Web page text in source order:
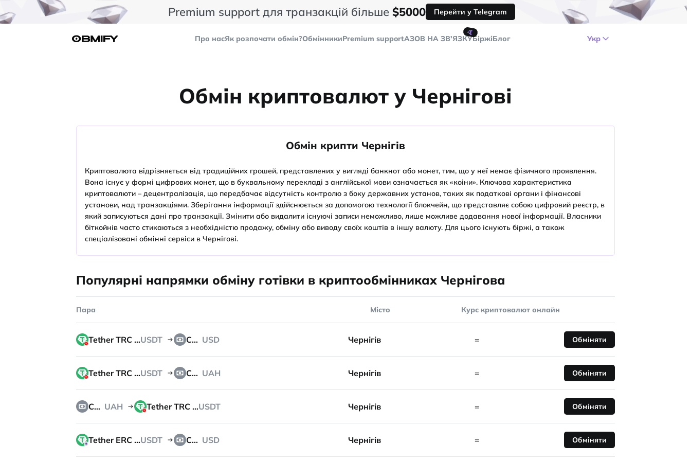
Premium support для транзакцій більше $5000 Перейти у Telegram
Про насЯк розпочати обмін?ОбмінникиPremium support
🤙
AЗОВ НА ЗВ'ЯЗКУБіржіБлог Укр
Обмін криптовалют у Чернігові
Обмін крипти Чернігів
Криптовалюта відрізняється від традиційних грошей, представлених у вигляді банкнот або монет, тим, що у неї немає фізичного проявлення.
Вона існує у формі цифрових монет, що в буквальному перекладі з англійської мови означається як «коіни». Ключова характеристика
криптовалюти – децентралізація, що передбачає відсутність контролю з боку державних установ, таких як податкові органи і фінансові
установи, над транзакціями. Зберігання інформації здійснюється за допомогою технології блокчейн, що представляє собою цифровий реєстр, в
який записуються дані про транзакції. Змінити або видалити існуючі записи неможливо, лише можливе додавання нової інформації. Власники
біткойнів часто стикаються з необхідністю продажу, обміну або виводу своїх коштів в іншу валюту. Для цього існують біржі, а також
спеціалізовані обмінні сервіси в Чернігові.
Популярні напрямки обміну готівки в криптообмінниках Чернігова
Пара Місто Курс криптовалют онлайн
Tether TRC 20USDT Cash USD Чернігів = Обміняти
Tether TRC 20USDT Cash UAH Чернігів = Обміняти
Cash UAH Tether TRC 20USDT Чернігів = Обміняти
Tether ERC 20USDT Cash USD Чернігів = Обміняти